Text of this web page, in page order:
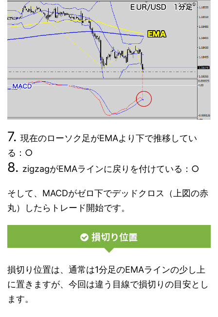
現在のローソク足がEMAより下で推移してい
る：○
zigzagがEMAラインに戻りを付けている：○
そして、MACDがゼロ下でデッドクロス（上図の赤
丸）したらトレード開始です。
損切り位置
損切り位置は、通常は1分足のEMAラインの少し上
に置きますが、今回は違う目線で損切りの目安とし
ます。